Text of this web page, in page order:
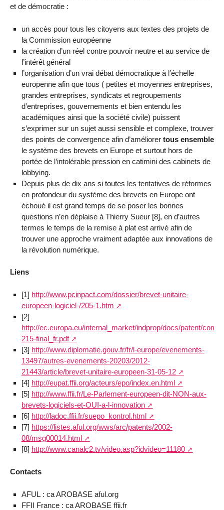
et de démocratie :
un accès pour tous les citoyens aux textes des projets de
la Commission européenne
la création d’un réel contre pouvoir neutre et au service de
l’intérêt général
l’organisation d’un vrai débat démocratique à l’échelle
europenne afin que tous ( petites et moyennes entreprises,
grandes entreprises, syndicats et regroupements
d’entreprises, gouvernements et bien entendu les
académiques ainsi que la société civile) puissent
s’exprimer sur un sujet aussi sensible et complexe, trouver
des points de convergence afin d’améliorer tous ensemble
le système des brevets en Europe et surtout hors de
portée de l’intolérable pression en catimini des cabinets de
lobbying.
Depuis plus de dix ans si toutes les tentatives de réformes
en profondeur du système des brevets en Europe ont
échoué il est grand temps de se poser les bonnes
questions n’en déplaise à Thierry Sueur [8], en d’autres
termes le temps de la remise à plat est arrivé afin de
trouver une approche vraiment adaptée aux innovations de
la révolution numérique.
Liens
[1] http://www.pcinpact.com/dossier/brevet-unitaire-
europeen-logiciel-/205-1.htm
[2]
http://ec.europa.eu/internal_market/indprop/docs/patent/
215-final_fr.pdf
[3] http://www.diplomatie.gouv.fr/fr/l-europe/evenements-
13497/autres-evenements-20203/2012-
21443/article/brevet-unitaire-europeen-31-05-12
[4] http://eupat.ffii.org/acteurs/epo/index.en.html
[5] http://www.ffii.fr/Le-Parlement-europeen-dit-NON-aux-
brevets-logiciels-et-OUI-a-l-innovation
[6] http://ladoc.ffii.fr/suepo_kontrol.html
[7] https://listes.aful.org/wws/arc/patents/2002-
08/msg00014.html
[8] http://www.canalc2.tv/video.asp?idvideo=11180
Contacts
AFUL : ca AROBASE aful.org
FFII France : ca AROBASE ffii.fr